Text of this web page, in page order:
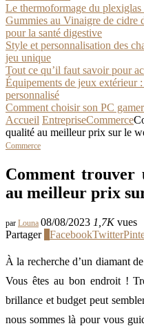
Le thermoformage du plexiglas
Gummies au Vinaigre de cidre
pour la santé digestive
Style et personnalisation des
jeu unique
Tout ce qu’il faut savoir pour
Équipements de jeux extérieur
personnalisé
Comment choisir son PC
Accueil EntrepriseCommerce
qualité au meilleur prix sur le
Commerce
Comment trouver
au meilleur prix
par Louna 08/08/2023 1,7Kvues
Partager
FacebookTwitter
À la recherche d’un diamant
Vous êtes au bon endroit !
brillance et budget peut
nous sommes là pour vous